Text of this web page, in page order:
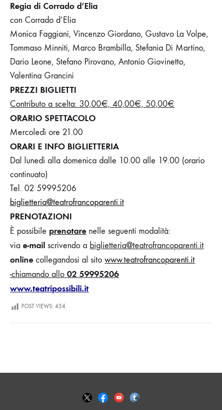
Regia di Corrado d’Elia
con Corrado d’Elia
Monica Faggiani, Vincenzo Giordano, Gustavo La Volpe,
Tommaso Minniti, Marco Brambilla, Stefania Di Martino,
Dario Leone, Stefano Pirovano, Antonio Giovinetto,
Valentina Grancini
PREZZI BIGLIETTI
Contributo a scelta: 30,00€, 40,00€, 50,00€
ORARIO SPETTACOLO
Mercoledì ore 21.00
ORARI E INFO BIGLIETTERIA
Dal lunedì alla domenica dalle 10.00 alle 19.00 (orario
continuato)
Tel. 02 59995206
biglietteria@teatrofrancoparenti.it
PRENOTAZIONI
È possibile prenotare nelle seguenti modalità:
viae-mailscrivendo a biglietteria@teatrofrancoparenti.it
online collegandosi al sitowww.teatrofrancoparenti.it
-chiamando allo02 59995206
www.teatripossibili.it
POST VIEWS: 454